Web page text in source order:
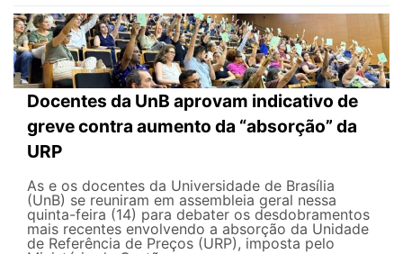
Docentes da UnB aprovam indicativo de
greve contra aumento da “absorção” da
URP
As e os docentes da Universidade de Brasília
(UnB) se reuniram em assembleia geral nessa
quinta-feira (14) para debater os desdobramentos
mais recentes envolvendo a absorção da Unidade
de Referência de Preços (URP), imposta pelo